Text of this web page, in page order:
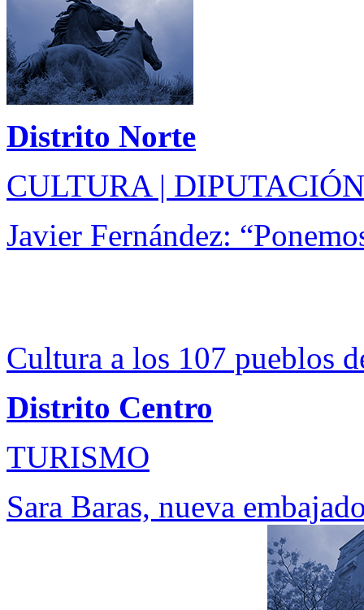
Distrito Norte
CULTURA |
Javier Fernández:
Cultura a los 107 pueblos
Distrito Centro
TURISMO
Sara Baras, nueva